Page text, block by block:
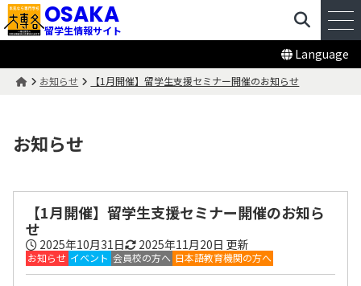
OSAKA
留学生情報サイト
Language
お知らせ 【1月開催】留学生支援セミナー開催のお知らせ
お知らせ
【1月開催】留学生支援セミナー開催のお知ら
せ
2025年10月31日 2025年11月20日 更新
お知らせ イベント 会員校の方へ 日本語教育機関の方へ